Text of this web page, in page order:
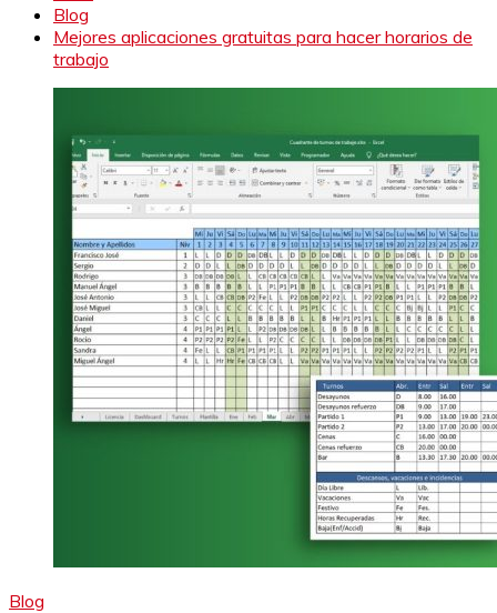
Blog
Mejores aplicaciones gratuitas para hacer horarios de
trabajo
Blog